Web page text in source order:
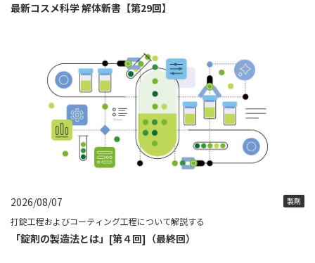
最新コスメ科学 解体新書【第29回】
2026/08/07 製剤
打錠工程およびコーティング工程について解説する
「錠剤の製造法とは」[第４回]（最終回）